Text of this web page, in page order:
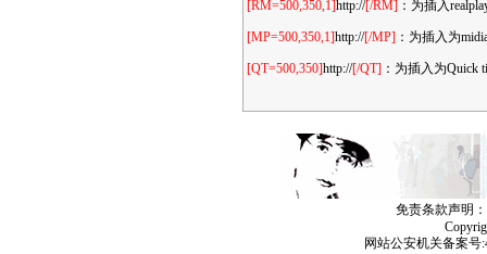
[RM=500,350,1]http://[/RM] ：为插入
[MP=500,350,1]http://[/MP] ：为插入为
[QT=500,350]http://[/QT] ：为插入为Quick
免责条款声明
网站公安机关备案号